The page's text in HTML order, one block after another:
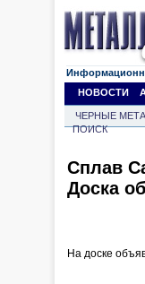
НОВОСТИ
ЧЕРНЫЕ
ПОИСК
Сплав
Доска
На доске